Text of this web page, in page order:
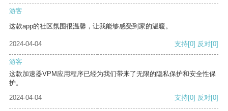
游客
这款app的社区氛围很温馨，让我能够感受到家的温暖。
2024-04-04 支持[0] 反对[0]
游客
这款加速器VPM应用程序已经为我们带来了无限的隐私保护和安全性保
护。
2024-04-04
支持[0] 反对[0]